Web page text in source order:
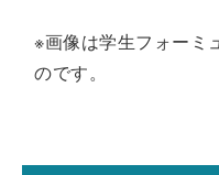
※画像は学生フォーミ
のです。